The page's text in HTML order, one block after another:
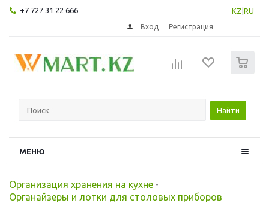
+7 727 31 22 666 KZ RU
Вход Регистрация
Найти
МЕНЮ
Организация хранения на кухне -
Органайзеры и лотки для столовых приборов